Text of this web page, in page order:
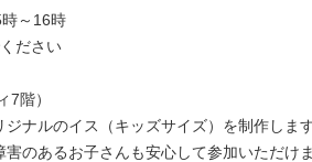
～16時
ださい
7階）
ナルのイス（キッズサイズ）を制作しま
あるお子さんも安心して参加いただけ